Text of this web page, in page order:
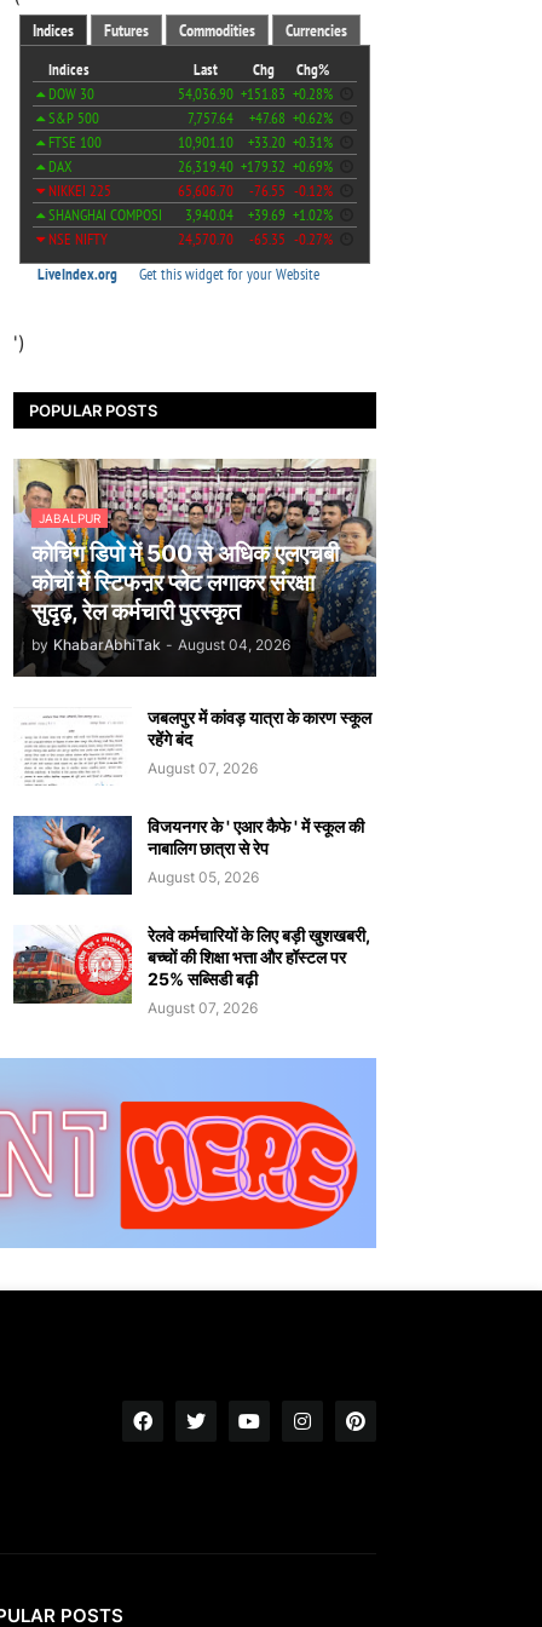
')
POPULAR POSTS
JABALPUR
कोचिंग डिपो में 500 से अधिक एलएचबी
कोचों में स्टिफऩर प्लेट लगाकर संरक्षा
सुदृढ़, रेल कर्मचारी पुरस्कृत
by KhabarAbhiTak - August 04, 2026
जबलपुर में कांवड़ यात्रा के कारण स्कूल
रहेंगे बंद
August 07, 2026
विजयनगर के ' एआर कैफे ' में स्कूल की
नाबालिग छात्रा से रेप
August 05, 2026
रेलवे कर्मचारियों के लिए बड़ी खुशखबरी,
बच्चों की शिक्षा भत्ता और हॉस्टल पर
25% सब्सिडी बढ़ी
August 07, 2026
POSTS